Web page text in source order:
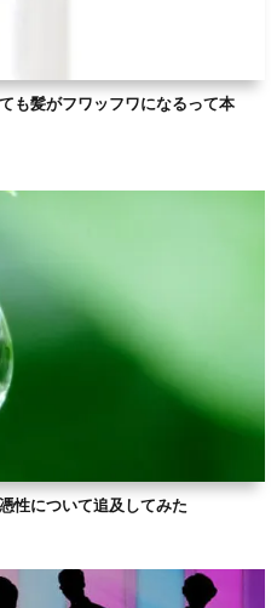
も髪がフワッフワになるって本
性について追及してみた